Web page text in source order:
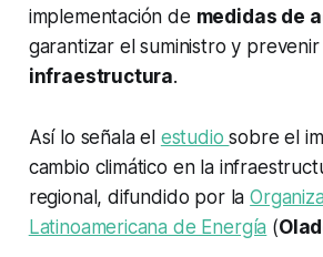
implementación de medidas de
garantizar el suministro y
infraestructura.
Así lo señala el estudiosobre el
cambio climático en la
regional, difundido por la
Latinoamericana de Energía (